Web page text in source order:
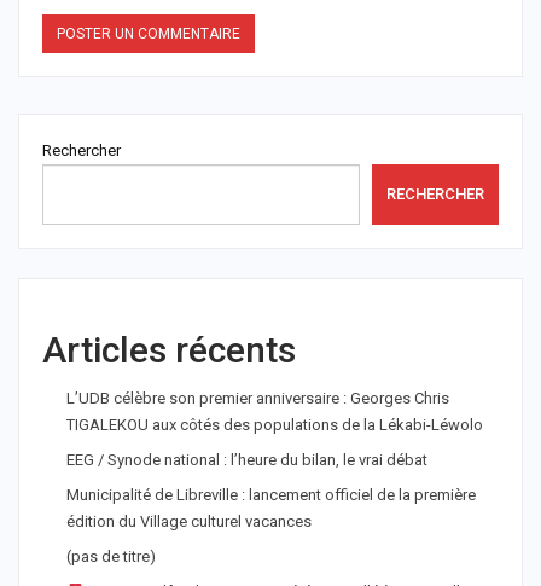
Rechercher
RECHERCHER
Articles récents
L’UDB célèbre son premier anniversaire : Georges Chris
TIGALEKOU aux côtés des populations de la Lékabi-Léwolo
EEG / Synode national : l’heure du bilan, le vrai débat
Municipalité de Libreville : lancement officiel de la première
édition du Village culturel vacances
(pas de titre)